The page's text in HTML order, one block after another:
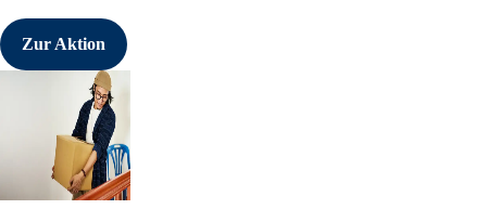
Zur Aktion